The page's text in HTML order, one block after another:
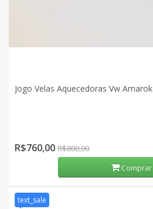
Jogo Velas Aquecedoras Vw
R$760,00 R$800,00
Comprar
text_sale